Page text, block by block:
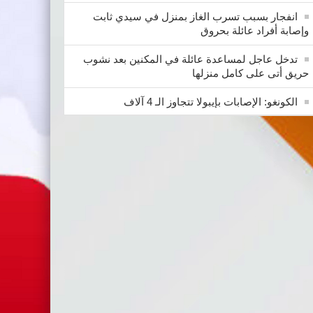
انفجار بسبب تسرب الغاز بمنزل في سيدي ثابت
وإصابة أفراد عائلة بحروق
تدخل عاجل لمساعدة عائلة في المكنين بعد نشوب
حريق أتى على كامل منزلها
الكونغو: الإصابات بإيبولا تتجاوز الـ 4 آلاف